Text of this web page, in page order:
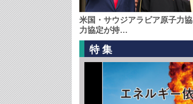
米国・サウジアラビア原子力協
力協定が持…
特集